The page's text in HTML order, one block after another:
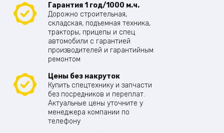
Гарантия 1 год/1000 м.ч.
Дорожно строительная,
складская, подъемная техника,
тракторы, прицепы и спец
автомобили с гарантией
производителей и гарантийным
ремонтом
Цены без накруток
Купить спецтехнику и запчасти
без посредников и переплат.
Актуальные цены уточните у
менеджера компании по
телефону